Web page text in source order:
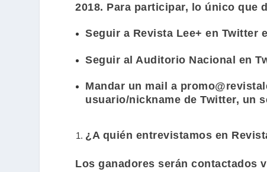
2018. Para participar, lo único que
Seguir a Revista Lee+ en Twitter e
Seguir al Auditorio Nacional en
Mandar un mail a
usuario/nickname de Twitter, un
¿A quién entrevistamos en
Los ganadores serán contactados